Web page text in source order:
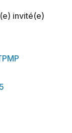
invité(e)